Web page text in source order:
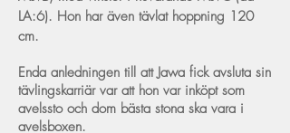
LA:6). Hon har även tävlat hoppning 120
cm.
Enda anledningen till att Jawa fick avsluta sin
tävlingskarriär var att hon var inköpt som
avelssto och dom bästa stona ska vara i
avelsboxen.